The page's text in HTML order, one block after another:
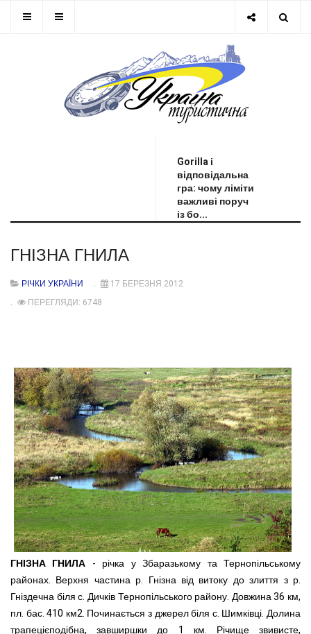
Gorilla і
відповідальна
гра: чому ліміти
важливі поруч
із бо...
ГНІЗНА ГНИЛА
РІЧКИ УКРАЇНИ
17 БЕРЕЗНЯ 2012
ПЕРЕГЛЯДИ: 6748
ГНІЗНА ГНИЛА - річка у Збаразькому та Тернопільському
районах. Верхня частина р. Гнізна від витоку до злиття з р.
Гніздечна біля с. Дичків Тернопільського району. Довжина 36 км,
пл. бас. 410 км2. Починається з джерел біля с. Шимківці. Долина
трапецієподібна, завширшки до 1 км. Річище звивисте,